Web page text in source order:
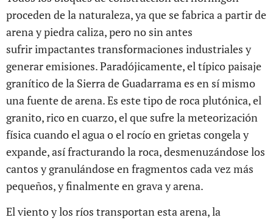
proceden de la naturaleza, ya que se fabrica a partir de
arena y piedra caliza, pero no sin antes
sufrir impactantes transformaciones industriales y
generar emisiones. Paradójicamente, el típico paisaje
granítico de la Sierra de Guadarrama es en sí mismo
una fuente de arena. Es este tipo de roca plutónica, el
granito, rico en cuarzo, el que sufre la meteorización
física cuando el agua o el rocío en grietas congela y
expande, así fracturando la roca, desmenuzándose los
cantos y granulándose en fragmentos cada vez más
pequeños, y finalmente en grava y arena.
El viento y los ríos transportan esta arena, la